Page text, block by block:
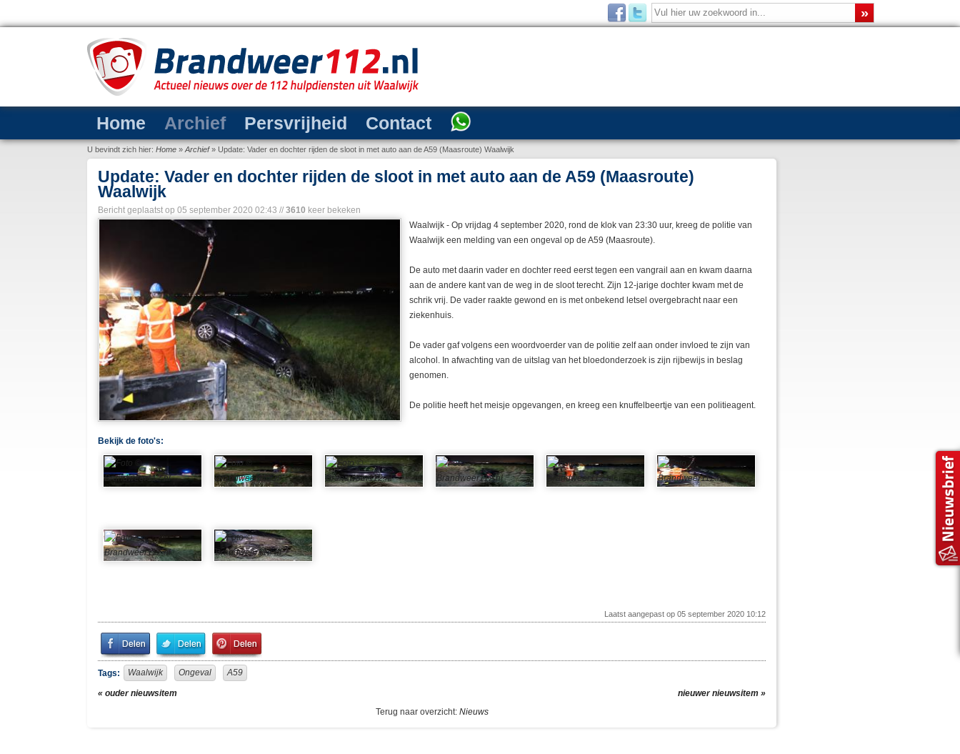
Home Archief Persvrijheid Contact
U bevindt zich hier: Home » Archief» Update: Vader en dochter rijden de sloot in met auto aan de A59 (Maasroute) Waalwijk
Update: Vader en dochter rijden de sloot in met auto aan de A59 (Maasroute)
Waalwijk
Bericht geplaatst op 05 september 2020 02:43 // 3610 keer bekeken
Waalwijk - Op vrijdag 4 september 2020, rond de klok van 23:30 uur, kreeg de politie van
Waalwijk een melding van een ongeval op de A59 (Maasroute).
De auto met daarin vader en dochter reed eerst tegen een vangrail aan en kwam daarna
aan de andere kant van de weg in de sloot terecht. Zijn 12-jarige dochter kwam met de
schrik vrij. De vader raakte gewond en is met onbekend letsel overgebracht naar een
ziekenhuis.
De vader gaf volgens een woordvoerder van de politie zelf aan onder invloed te zijn van
alcohol. In afwachting van de uitslag van het bloedonderzoek is zijn rijbewijs in beslag
genomen.
De politie heeft het meisje opgevangen, en kreeg een knuffelbeertje van een politieagent.
Bekijk de foto's:
Laatst aangepast op 05 september 2020 10:12
Share
on
Facebook
Share
on
Twitter
Pin
It!
Tags:
Waalwijk Ongeval A59
« ouder nieuwsitem
nieuwer nieuwsitem »
Terug naar overzicht: Nieuws